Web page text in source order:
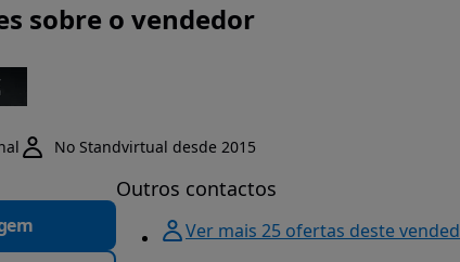
sobre o vendedor
No Standvirtual desde 2015
Outros contactos
Ver mais 25 ofertas deste